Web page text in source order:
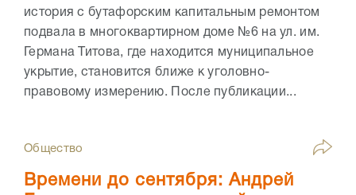
история с бутафорским капитальным ремонтом
подвала в многоквартирном доме №6 на ул. им.
Германа Титова, где находится муниципальное
укрытие, становится ближе к уголовно-
правовому измерению. После публикации...
Общество
Времени до сентября: Андрей